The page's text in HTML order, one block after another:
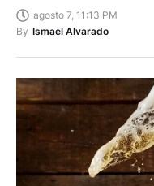
agosto 7, 11:13 PM
By Ismael Alvarado